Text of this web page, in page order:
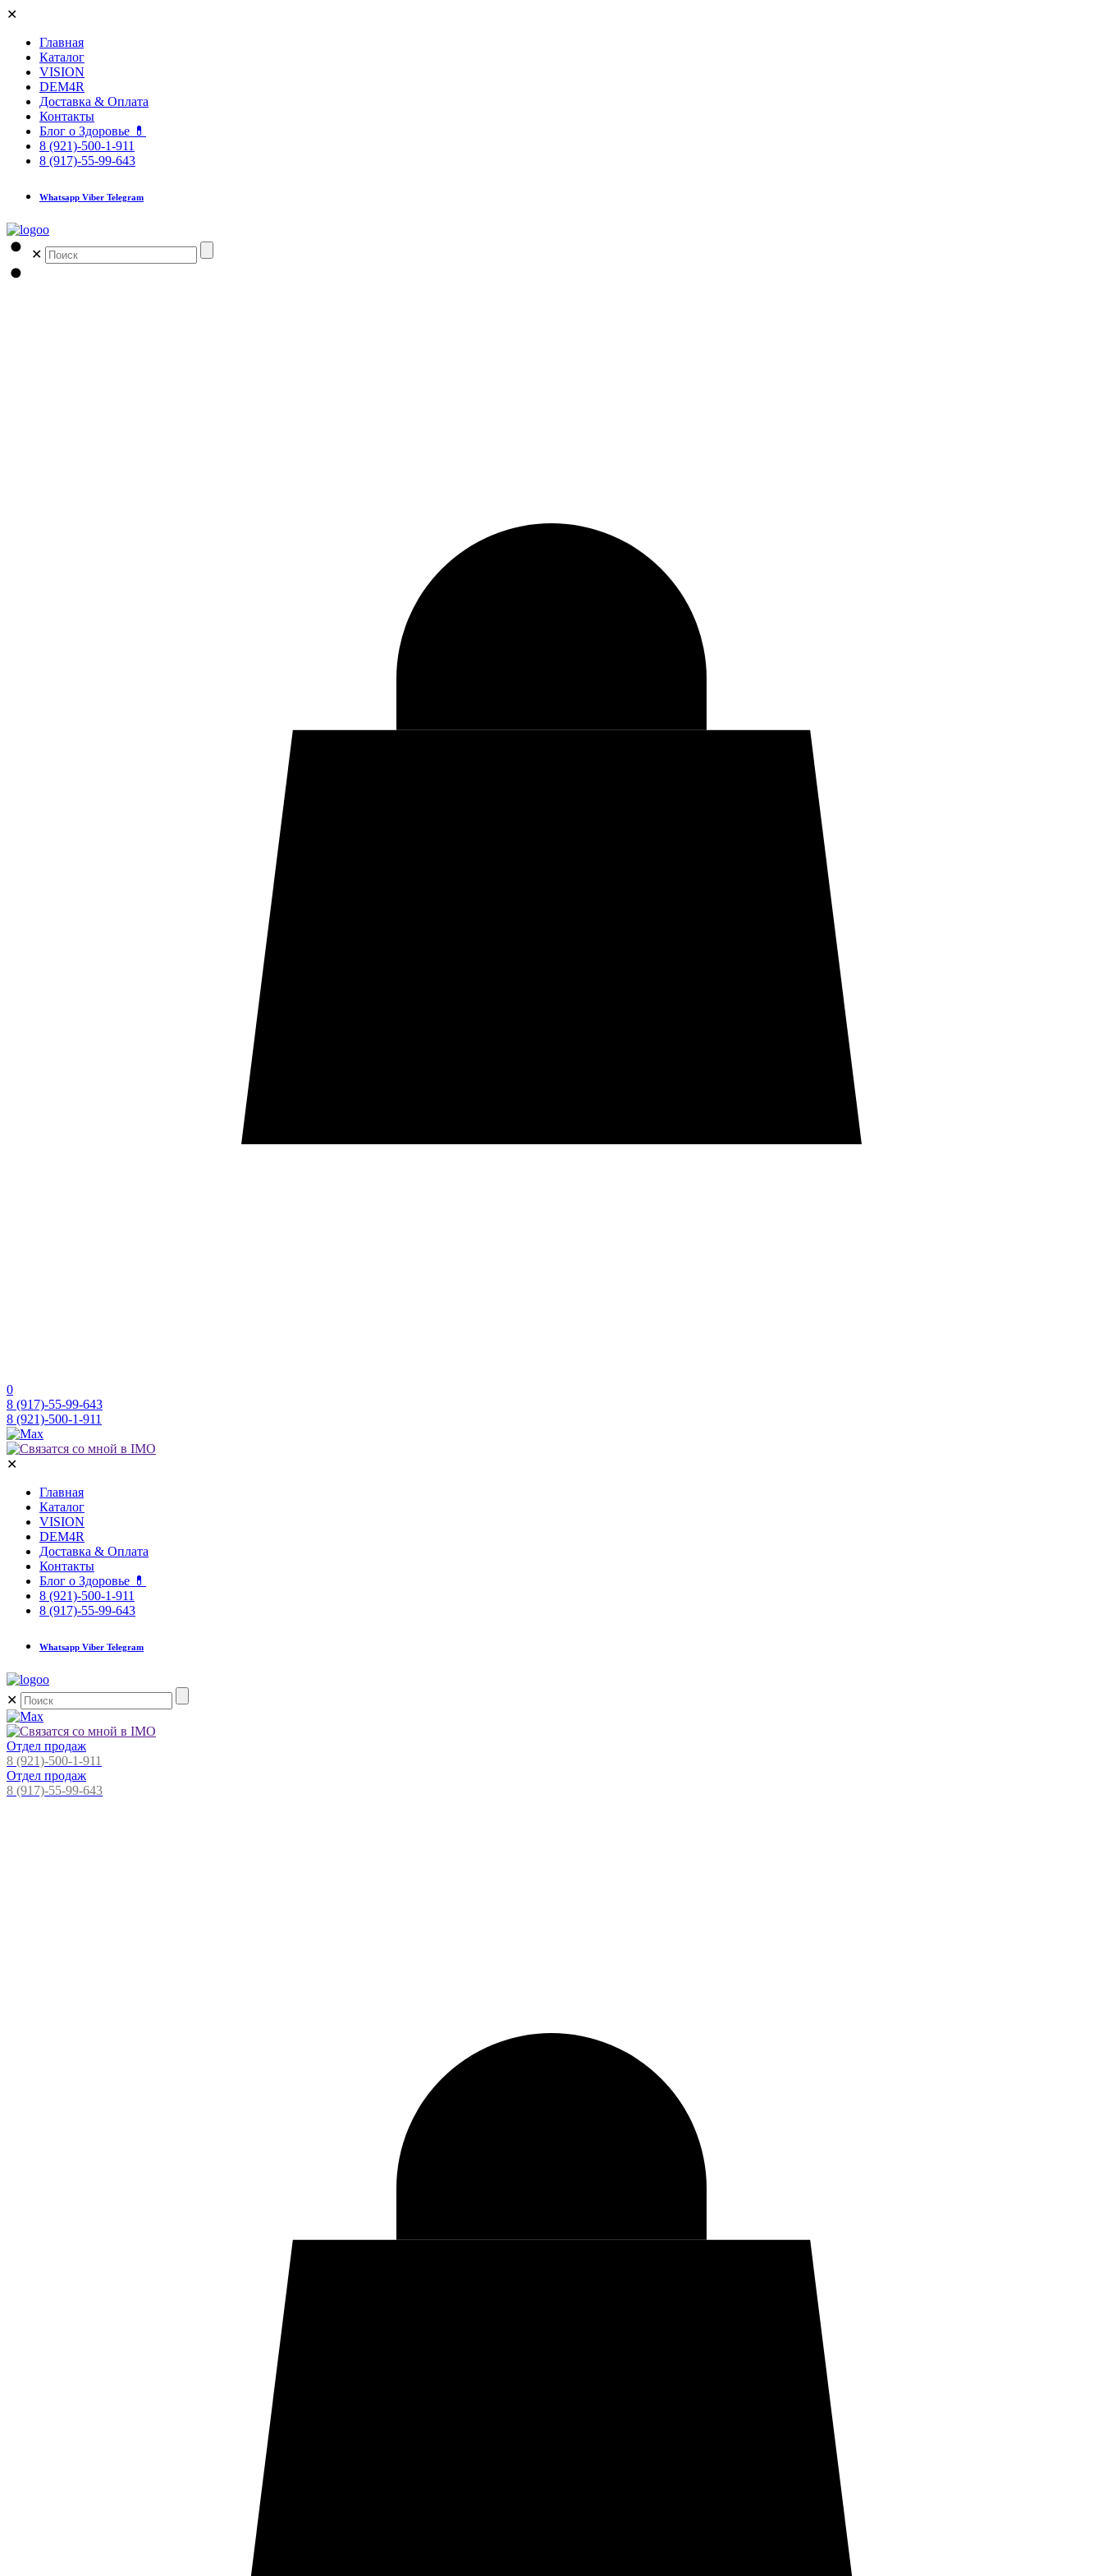
✕
Главная
Каталог
VISION
DEM4R
Доставка & Оплата
Контакты
Блог о Здоровье 💊
8 (921)-500-1-911
8 (917)-55-99-643
Whatsapp Viber Telegram
✕
0
8 (917)-55-99-643
8 (921)-500-1-911
✕
Главная
Каталог
VISION
DEM4R
Доставка & Оплата
Контакты
Блог о Здоровье 💊
8 (921)-500-1-911
8 (917)-55-99-643
Whatsapp Viber Telegram
✕
Отдел продаж
8 (921)-500-1-911
Отдел продаж
8 (917)-55-99-643